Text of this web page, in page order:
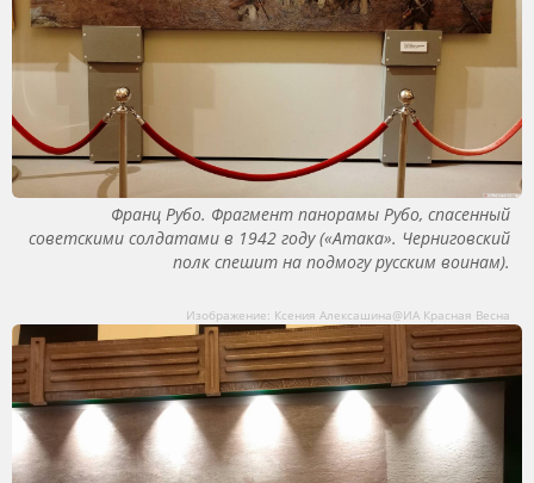
Франц Рубо. Фрагмент панорамы Рубо, спасенный
советскими солдатами в 1942 году («Атака». Черниговский
полк спешит на подмогу русским воинам).
Изображение: Ксения Алексашина@ИА Красная Весна